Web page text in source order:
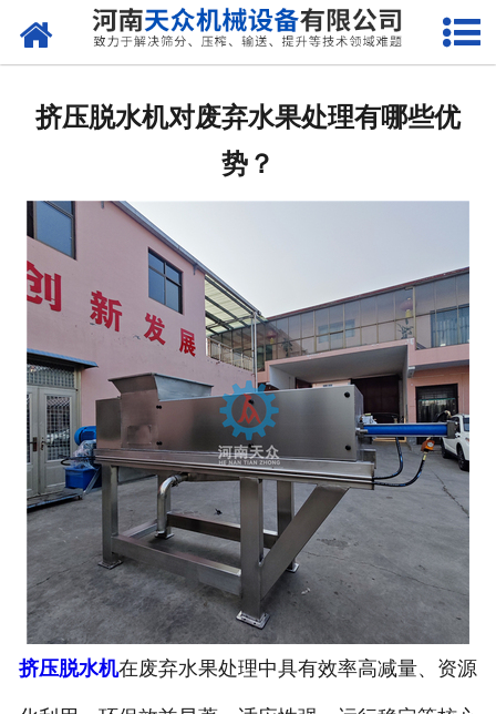
网站首页
新闻资讯
现场视频
联系我们
挤压脱水机对废弃水果处理有哪些优
势？
挤压脱水机在废弃水果处理中具有效率高减量、资源